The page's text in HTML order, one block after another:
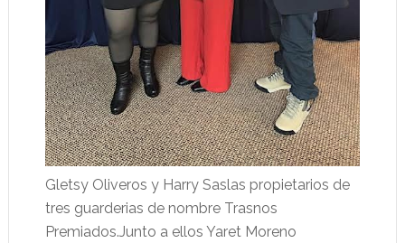
Gletsy Oliveros y Harry Saslas propietarios de
tres guarderias de nombre Trasnos
Premiados.Junto a ellos Yaret Moreno